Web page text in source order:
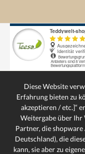
ab
Schnelle und
SERVICE-HOTLINE
Diese Website
Erfahrung bieten zu
akzeptieren / etc.]“
Weitergabe über Ihr
Partner, die
Deutschland), die
kann, sie aber zu